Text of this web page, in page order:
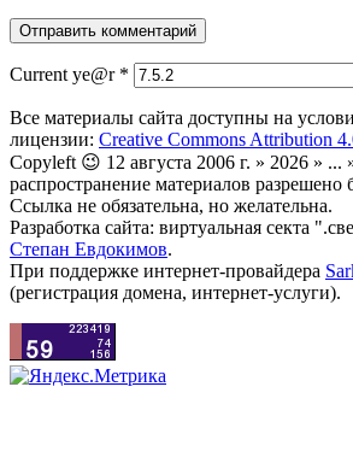
Current ye@r *
Все материалы сайта доступны на
лицензии: Creative Commons Attribution
Copyleft 😉 12 августа 2006 г. » 2026 »
распространение материалов разрешено
Ссылка не обязательна, но желательна.
Разработка сайта: виртуальная секта
Степан Евдокимов.
При поддержке интернет-провайдера
(регистрация домена, интернет-услуги).